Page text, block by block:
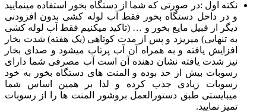
نکته اول :در صورتی که شما از دستگاه بخور استفاده مینمایید
و در داخل دستگاه بخور فقط آب لوله کشی بدون افزودنی
دیگر از قبیل مایع بخور و … (تاکید میکنیم فقط آب لوله کشی
به تنهایی) میریزد و پس از مدت کوتاهی (یک هفته) شدت بخار
افزایش یافته و به همراه آن آب پرتاب میشود و صدای بخار
نیز شدت یافته نشان دهنده آن است آب مصرفی شما دارای
رسوبات بیش از حد بوده و المنت های دستگاه بخور به خود
رسوبات زیادی جذب کرده و لذا بر همین اساس شما
میبایستی طبق دستورالعمل بروشور المنت ها را از رسوبات
تمیز نمایید.